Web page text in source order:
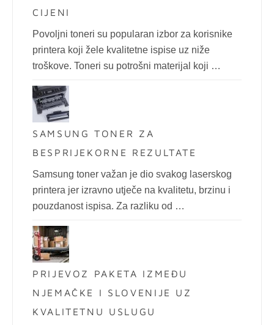
CIJENI
Povoljni toneri su popularan izbor za korisnike
printera koji žele kvalitetne ispise uz niže
troškove. Toneri su potrošni materijal koji …
SAMSUNG TONER ZA
BESPRIJEKORNE REZULTATE
Samsung toner važan je dio svakog laserskog
printera jer izravno utječe na kvalitetu, brzinu i
pouzdanost ispisa. Za razliku od …
PRIJEVOZ PAKETA IZMEĐU
NJEMAČKE I SLOVENIJE UZ
KVALITETNU USLUGU